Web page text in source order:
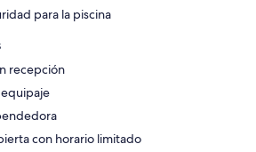
para la piscina
recepción
con horario limitado